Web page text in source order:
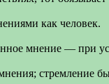
как человек.
мнение — при
стремление